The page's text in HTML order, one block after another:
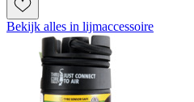
Bekijk alles in lijmaccessoire